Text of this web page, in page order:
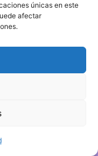
únicas en este
afectar